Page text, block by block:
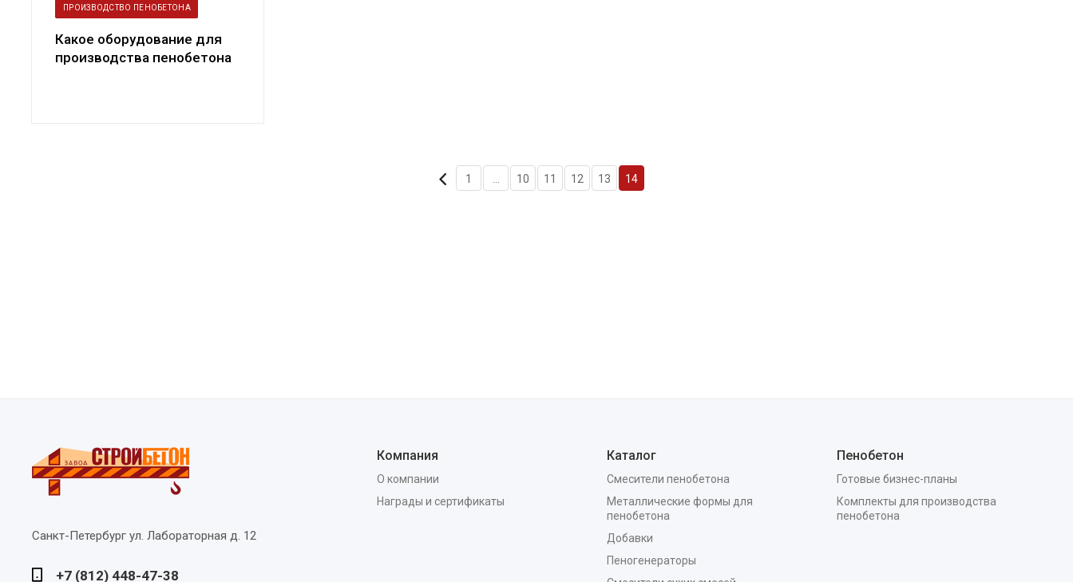
ПРОИЗВОДСТВО ПЕНОБЕТОНА
Какое оборудование для
производства пенобетона
1 10 11 12 13 14
Санкт-Петербург ул. Лабораторная д. 12
+7 (812) 448-47-38
Компания
О компании
Награды и сертификаты
Каталог
Смесители пенобетона
Металлические формы для
пенобетона
Добавки
Пеногенераторы
Пенобетон
Готовые бизнес-планы
Комплекты для производства
пенобетона